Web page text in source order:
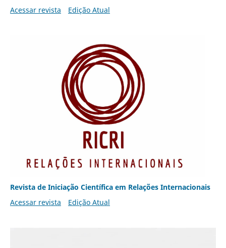
Acessar revista
Edição Atual
Revista de Iniciação Científica em Relações Internacionais
Acessar revista
Edição Atual